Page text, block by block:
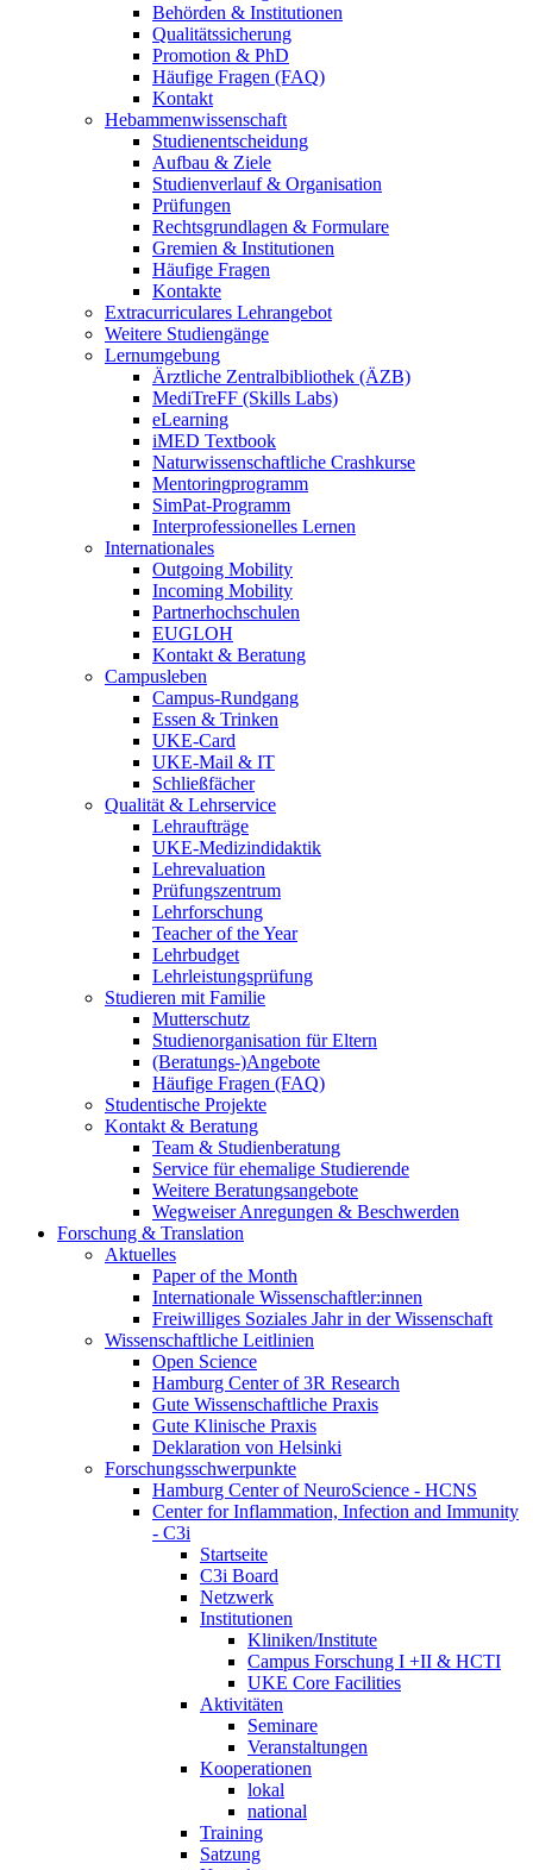
Behörden & Institutionen
Qualitätssicherung
Promotion & PhD
Häufige Fragen (FAQ)
Kontakt
Hebammenwissenschaft
Studienentscheidung
Aufbau & Ziele
Studienverlauf & Organisation
Prüfungen
Rechtsgrundlagen & Formulare
Gremien & Institutionen
Häufige Fragen
Kontakte
Extracurriculares Lehrangebot
Weitere Studiengänge
Lernumgebung
Ärztliche Zentralbibliothek (ÄZB)
MediTreFF (Skills Labs)
eLearning
iMED Textbook
Naturwissenschaftliche Crashkurse
Mentoringprogramm
SimPat-Programm
Interprofessionelles Lernen
Internationales
Outgoing Mobility
Incoming Mobility
Partnerhochschulen
EUGLOH
Kontakt & Beratung
Campusleben
Campus-Rundgang
Essen & Trinken
UKE-Card
UKE-Mail & IT
Schließfächer
Qualität & Lehrservice
Lehraufträge
UKE-Medizindidaktik
Lehrevaluation
Prüfungszentrum
Lehrforschung
Teacher of the Year
Lehrbudget
Lehrleistungsprüfung
Studieren mit Familie
Mutterschutz
Studienorganisation für Eltern
(Beratungs-)Angebote
Häufige Fragen (FAQ)
Studentische Projekte
Kontakt & Beratung
Team & Studienberatung
Service für ehemalige Studierende
Weitere Beratungsangebote
Wegweiser Anregungen & Beschwerden
Forschung & Translation
Aktuelles
Paper of the Month
Internationale Wissenschaftler:innen
Freiwilliges Soziales Jahr in der Wissenschaft
Wissenschaftliche Leitlinien
Open Science
Hamburg Center of 3R Research
Gute Wissenschaftliche Praxis
Gute Klinische Praxis
Deklaration von Helsinki
Forschungsschwerpunkte
Hamburg Center of NeuroScience - HCNS
Center for Inflammation, Infection and Immunity
- C3i
Startseite
C3i Board
Netzwerk
Institutionen
Kliniken/Institute
Campus Forschung I +II & HCTI
UKE Core Facilities
Aktivitäten
Seminare
Veranstaltungen
Kooperationen
lokal
national
Training
Satzung